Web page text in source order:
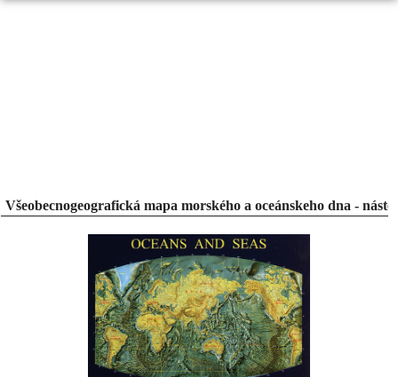
Všeobecnogeografická mapa morského a oceánskeho dna -